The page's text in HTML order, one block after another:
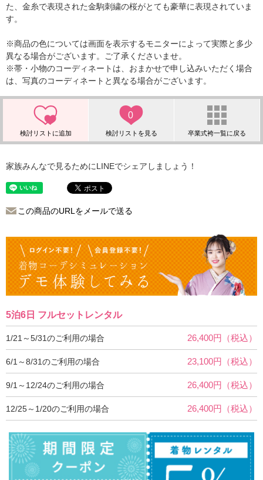
た、金糸で表現された金駒刺繍の桜がとても豪華に表現されていま
す。
※商品の色については画面を表示するモニターによって実際と多少
異なる場合がございます。ご了承くださいませ。
※帯・小物のコーディネートは、おまかせで申し込みいただく場合
は、写真のコーディネートと異なる場合がございます。
0
家族みんなで見るためにLINEでシェアしましょう！
この商品のURLをメールで送る
5泊6日 フルセットレンタル
1/21～5/31のご利用の場合 26,400円（税込）
6/1～8/31のご利用の場合 23,100円（税込）
9/1～12/24のご利用の場合 26,400円（税込）
12/25～1/20のご利用の場合 26,400円（税込）